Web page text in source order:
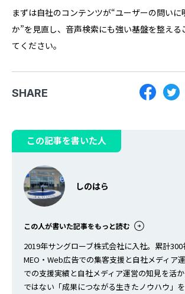
まずは自社のコンテンツが“ユーザーの問いに
か”を見直し、音声検索にも強い基盤を整え
てください。
SHARE
この記事を書いた人
しのはら
この人が書いた記事をもっと読む
2019年サングローブ株式会社に入社。累計300
MEO・Web広告での集客支援と自社メディア
での支援実績と自社メディア運営の知見を活
ではない「成果につながる生きたノウハウ」を